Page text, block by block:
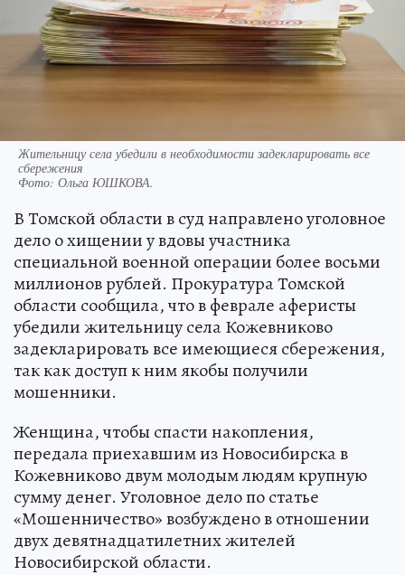
Жительницу села убедили в необходимости задекларировать все
сбережения
Фото: Ольга ЮШКОВА.
В Томской области в суд направлено уголовное
дело о хищении у вдовы участника
специальной военной операции более восьми
миллионов рублей. Прокуратура Томской
области сообщила, что в феврале аферисты
убедили жительницу села Кожевниково
задекларировать все имеющиеся сбережения,
так как доступ к ним якобы получили
мошенники.
Женщина, чтобы спасти накопления,
передала приехавшим из Новосибирска в
Кожевниково двум молодым людям крупную
сумму денег. Уголовное дело по статье
«Мошенничество» возбуждено в отношении
двух девятнадцатилетних жителей
Новосибирской области.